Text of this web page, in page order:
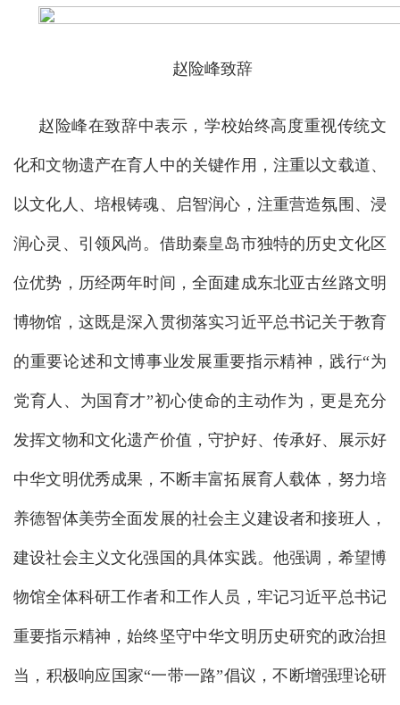
赵险峰致辞
赵险峰在致辞中表示，学校始终高度重视传统文
化和文物遗产在育人中的关键作用，注重以文载道、
以文化人、培根铸魂、启智润心，注重营造氛围、浸
润心灵、引领风尚。借助秦皇岛市独特的历史文化区
位优势，历经两年时间，全面建成东北亚古丝路文明
博物馆，这既是深入贯彻落实习近平总书记关于教育
的重要论述和文博事业发展重要指示精神，践行“为
党育人、为国育才”初心使命的主动作为，更是充分
发挥文物和文化遗产价值，守护好、传承好、展示好
中华文明优秀成果，不断丰富拓展育人载体，努力培
养德智体美劳全面发展的社会主义建设者和接班人，
建设社会主义文化强国的具体实践。他强调，希望博
物馆全体科研工作者和工作人员，牢记习近平总书记
重要指示精神，始终坚守中华文明历史研究的政治担
当，积极响应国家“一带一路”倡议，不断增强理论研